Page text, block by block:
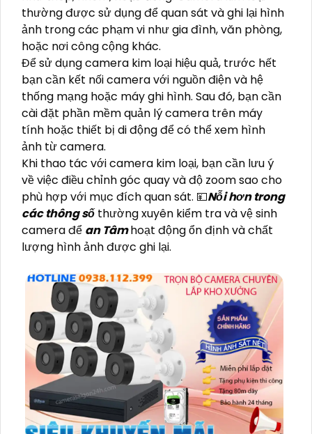
thường được sử dụng để quan sát và ghi lại hình
ảnh trong các phạm vi như gia đình, văn phòng,
hoặc nơi công cộng khác.
Để sử dụng camera kim loại hiệu quả, trước hết
bạn cần kết nối camera với nguồn điện và hệ
thống mạng hoặc máy ghi hình. Sau đó, bạn cần
cài đặt phần mềm quản lý camera trên máy
tính hoặc thiết bị di động để có thể xem hình
ảnh từ camera.
Khi thao tác với camera kim loại, bạn cần lưu ý
về việc điều chỉnh góc quay và độ zoom sao cho
phù hợp với mục đích quan sát. 💴Nỗi hơn trong
các thông sốthường xuyên kiểm tra và vệ sinh
camera để an Tâmhoạt động ổn định và chất
lượng hình ảnh được ghi lại.